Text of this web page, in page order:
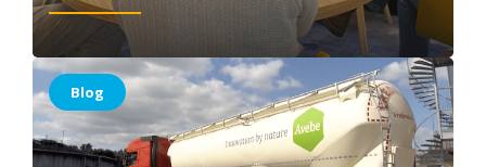
Meer
op
je
supply
chain?
5
Blog